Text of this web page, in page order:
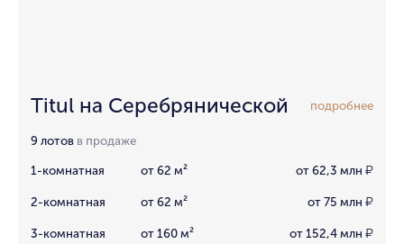
Titul на Серебрянической подробнее
9 лотов в продаже
1-комнатная от 62 м² от 62,3 млн ₽
2-комнатная от 62 м² от 75 млн ₽
3-комнатная от 160 м² от 152,4 млн ₽